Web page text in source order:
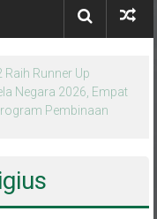
Berkarakter Luhur
Makroman Indah